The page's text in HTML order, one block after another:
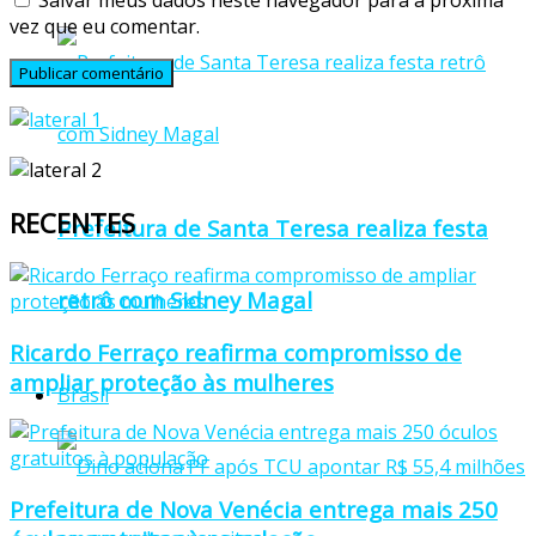
Prefeitura de Santa Teresa realiza festa
retrô com Sidney Magal
Brasil
vez que eu comentar.
RECENTES
Ricardo Ferraço reafirma compromisso de
ampliar proteção às mulheres
Prefeitura de Nova Venécia entrega mais 250